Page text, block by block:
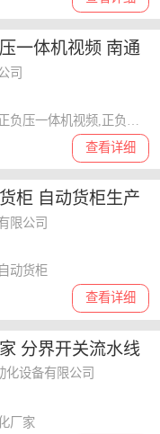
一体机视频 南通
司
查看详细
柜 自动货柜生产
限公司
查看详细
动货柜
分界开关流水线
化设备有限公司
厂家